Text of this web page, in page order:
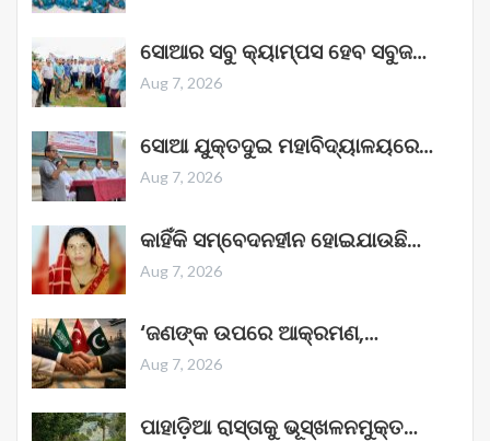
ସୋଆର ସବୁ କ୍ୟାମ୍ପସ ହେବ ସବୁଜ…
Aug 7, 2026
ସୋଆ ଯୁକ୍ତଦୁଇ ମହାବିଦ୍ୟାଳୟରେ…
Aug 7, 2026
କାହିଁକି ସମ୍ବେଦନହୀନ ହୋଇଯାଉଛି…
Aug 7, 2026
‘ଜଣଙ୍କ ଉପରେ ଆକ୍ରମଣ,…
Aug 7, 2026
ପାହାଡ଼ିଆ ରାସ୍ତାକୁ ଭୂସ୍ଖଳନମୁକ୍ତ…